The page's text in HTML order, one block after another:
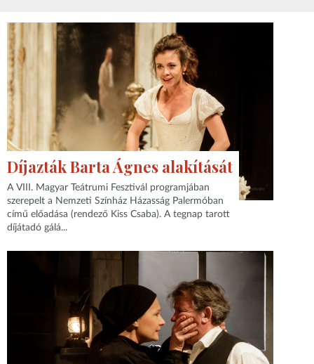
Díjazták Barta Ágnes alakítását
A VIII. Magyar Teátrumi Fesztivál programjában
szerepelt a Nemzeti Színház Házasság Palermóban
című előadása (rendező Kiss Csaba). A tegnap tarott
díjátadó gálá...